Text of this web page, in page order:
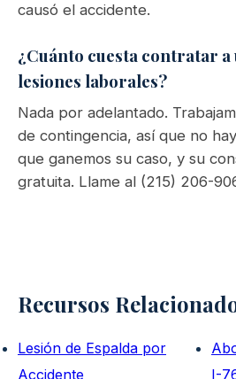
causó el accidente.
¿Cuánto cuesta contratar a
lesiones laborales?
Nada por adelantado.
de contingencia, así que no
que ganemos su caso, y su
gratuita. Llame al (215) 206-
Recursos
Lesión de Espalda por
Accidente
I-